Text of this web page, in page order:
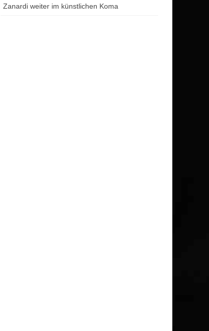
Zanardi weiter im künstlichen Koma